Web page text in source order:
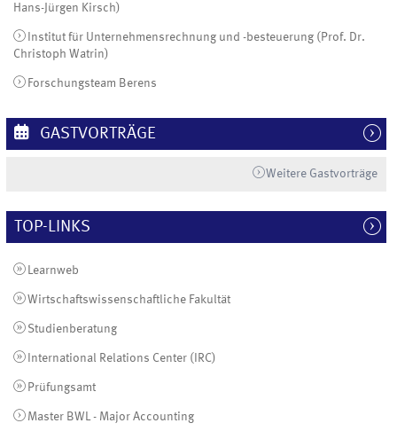
Hans-Jürgen Kirsch)
Institut für Unternehmensrechnung und -besteuerung (Prof. Dr.
Christoph Watrin)
Forschungsteam Berens
GASTVORTRÄGE
Weitere Gastvorträge
TOP-LINKS
Learnweb
Wirtschaftswissenschaftliche Fakultät
Studienberatung
International Relations Center (IRC)
Prüfungsamt
Master BWL - Major Accounting